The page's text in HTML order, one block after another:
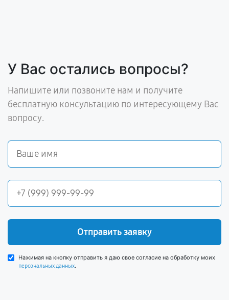
У Вас остались вопросы?
Напишите или позвоните нам и получите
бесплатную консультацию по интересующему Вас
вопросу.
Отправить заявку
Нажимая на кнопку отправить я даю свое согласие на обработку моих
персональных данных.